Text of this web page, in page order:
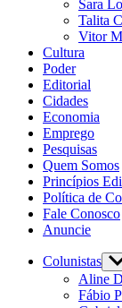
Sara
Talita
Vitor
Cultura
Poder
Editorial
Cidades
Economia
Emprego
Pesquisas
Quem Somos
Princípios
Política de
Fale Conosco
Anuncie
Colunistas
Aline
Fábio